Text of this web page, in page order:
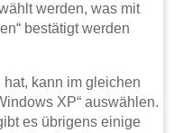
werden, was mit
bestätigt werden
kann im gleichen
XP“ auswählen.
es übrigens einige